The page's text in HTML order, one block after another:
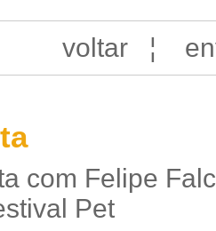
voltar¦
com Felipe
Pet